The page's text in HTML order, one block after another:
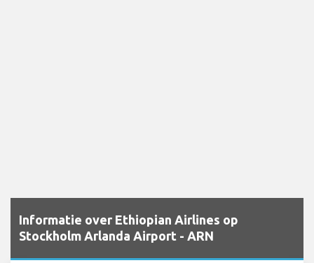
Informatie over Ethiopian Airlines op
Stockholm Arlanda Airport - ARN